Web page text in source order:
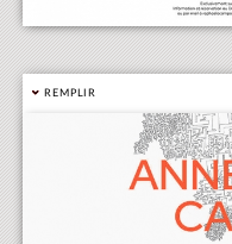
REMPLIR